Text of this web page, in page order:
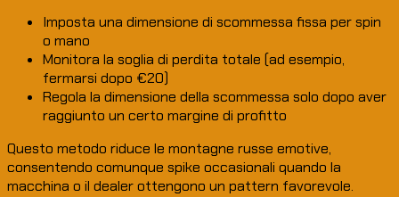
Imposta una dimensione di scommessa fissa per spin
o mano
Monitora la soglia di perdita totale (ad esempio,
fermarsi dopo €20)
Regola la dimensione della scommessa solo dopo aver
raggiunto un certo margine di profitto
Questo metodo riduce le montagne russe emotive,
consentendo comunque spike occasionali quando la
macchina o il dealer ottengono un pattern favorevole.